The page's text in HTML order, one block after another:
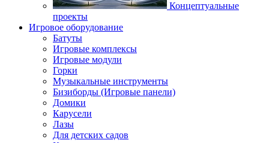
Концептуальные
проекты
Игровое оборудование
Батуты
Игровые комплексы
Игровые модули
Горки
Музыкальные инструменты
Бизиборды (Игровые панели)
Домики
Карусели
Лазы
Для детских садов